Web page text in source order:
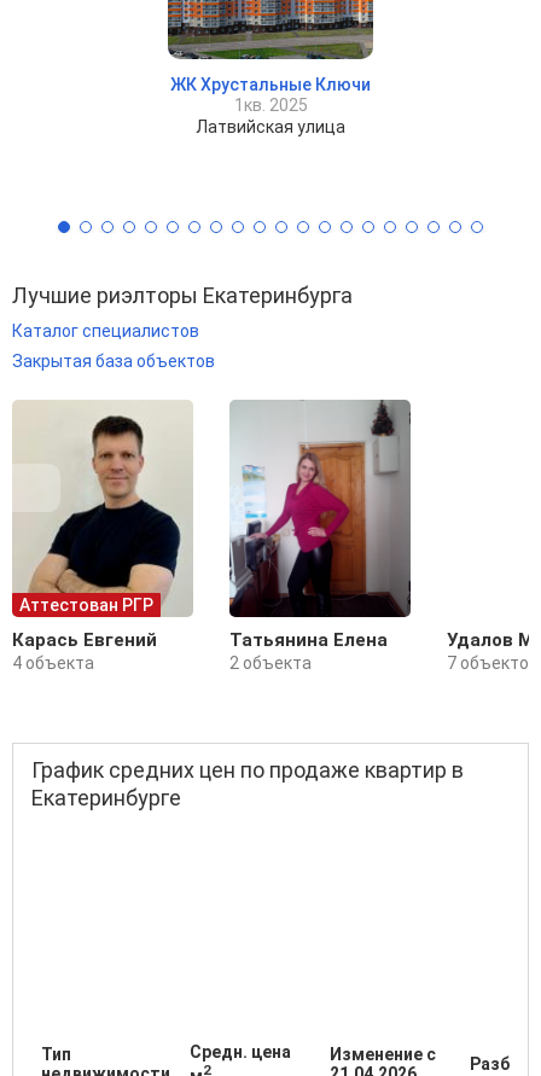
ЖК Хрустальные Ключи
1кв. 2025
Латвийская улица
Лучшие риэлторы Екатеринбурга
Каталог специалистов
Закрытая база объектов
Аттестован РГР
Карась Евгений
4 объекта
Татьянина Елена
2 объекта
Удалов
7 объектов
График средних цен по продаже квартир в
Екатеринбурге
Тип
Средн. цена
2
Изменение с